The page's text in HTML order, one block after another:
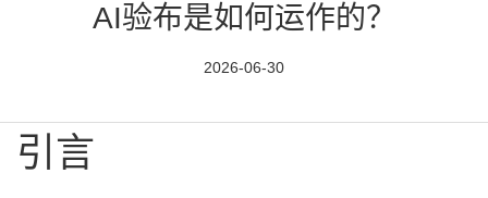
AI验布是如何运作的？
2026-06-30
引言